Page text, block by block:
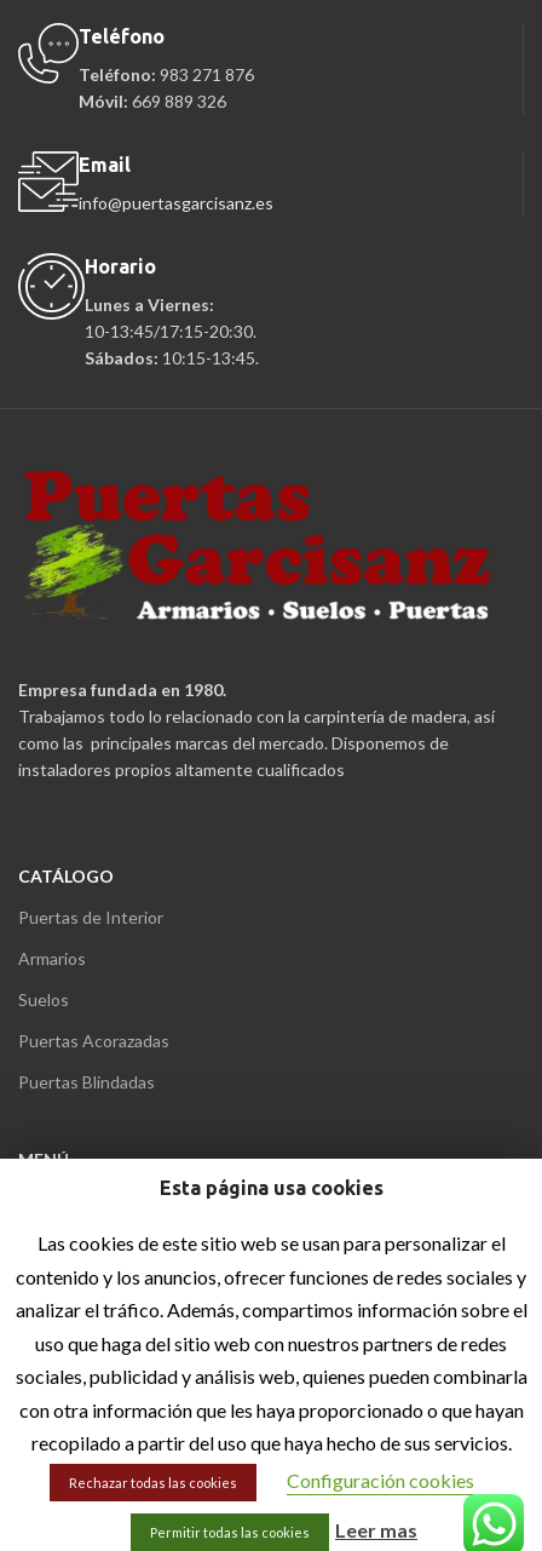
Teléfono
Teléfono: 983 271 876
Móvil: 669 889 326
Email
info@puertasgarcisanz.es
Horario
Lunes a Viernes:
10-13:45/17:15-20:30.
Sábados: 10:15-13:45.
Empresa fundada en 1980.
Trabajamos todo lo relacionado con la carpintería de madera, así
como las principales marcas del mercado. Disponemos de
instaladores propios altamente cualificados
CATÁLOGO
Puertas de Interior
Armarios
Suelos
Puertas Acorazadas
Puertas Blindadas
MENÚ
Quiénes Somos
Blog
Contacto
INFORMACIÓN LEGAL
Aviso Legal
Política de privacidad
Política de cookies
Esta página usa cookies
Las cookies de este sitio web se usan para personalizar el
contenido y los anuncios, ofrecer funciones de redes sociales y
analizar el tráfico. Además, compartimos información sobre el
uso que haga del sitio web con nuestros partners de redes
sociales, publicidad y análisis web, quienes pueden combinarla
con otra información que les haya proporcionado o que hayan
recopilado a partir del uso que haya hecho de sus servicios.
Rechazar todas las cookies Configuración cookies
Permitir todas las cookies Leer mas